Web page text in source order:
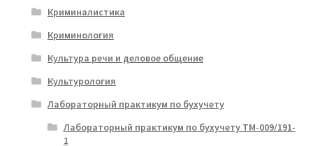
Криминалистика
Криминология
Культура речи и деловое общение
Культурология
Лабораторный практикум по бухучету
Лабораторный практикум по бухучету ТМ-009/191-
1